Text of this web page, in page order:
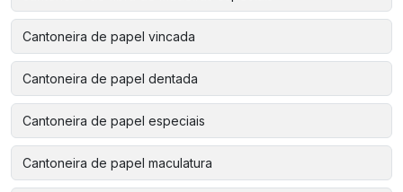
Cantoneira de papel vincada
Cantoneira de papel dentada
Cantoneira de papel especiais
Cantoneira de papel maculatura